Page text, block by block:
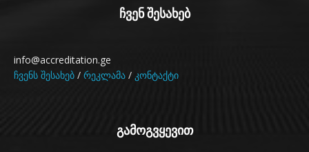
ჩვენ შესახებ
info@accreditation.ge
ჩვენს შესახებ / რეკლამა / კონტაქტი
გამოგვყევით